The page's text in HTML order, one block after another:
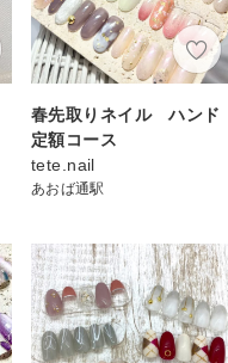
春先取りネイル ハンド
定額コース
tete.nail
あおば通駅